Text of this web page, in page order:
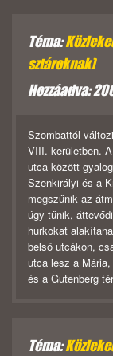
Téma:
sztároknak)
Hozzáadva:
Szombattól
VIII. kerületben.
utca között
Szenkirályi és a
megszűnik az
úgy tűnik,
hurkokat
belső utcákon,
utca lesz a
és a Gutenberg
Téma: